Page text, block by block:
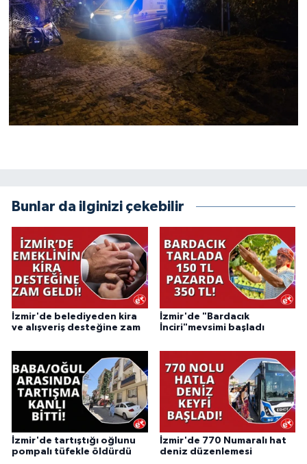
Bunlar da ilginizi çekebilir
İzmir'de belediyeden kira
ve alışveriş desteğine zam
İzmir'de "Bardacık
İnciri"mevsimi başladı
İzmir'de tartıştığı oğlunu
pompalı tüfekle öldürdü
İzmir'de 770 Numaralı hat
deniz düzenlemesi